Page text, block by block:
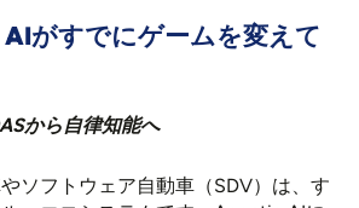
がすでにゲームを変えて
から自律知能へ
ソフトウェア自動車（SDV）は、す